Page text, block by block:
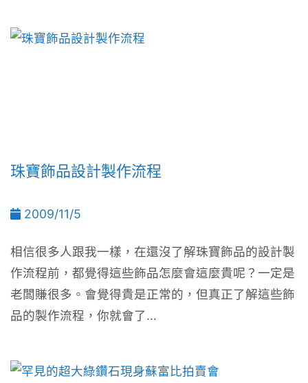
珠寶飾品設計製作流程
2009/11/5
相信很多人跟我一樣，在還沒了解珠寶飾品的設計製
作流程前，都覺得這些飾品怎麼會這麼貴呢？一定是
老闆賺很多。會覺得貴是正常的，但真正了解這些飾
品的製作流程，你就會了...